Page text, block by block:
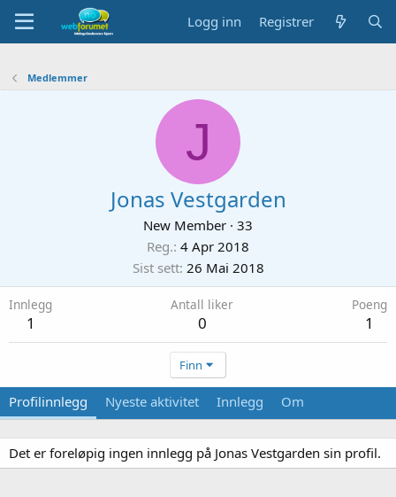
Logg inn Registrer
Medlemmer
J
Jonas Vestgarden
New Member · 33
Reg. 4 Apr 2018
Sist sett 26 Mai 2018
Innlegg
1
Antall liker
0
Poeng
1
Finn
Profilinnlegg Nyeste aktivitet Innlegg Om
Det er foreløpig ingen innlegg på Jonas Vestgarden sin profil.